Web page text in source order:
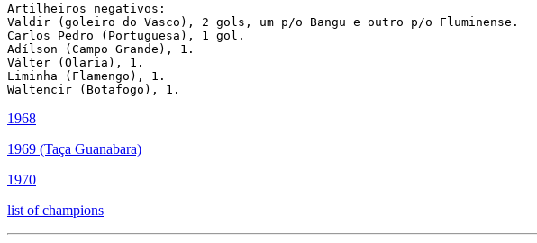
Artilheiros negativos:
Valdir (goleiro do Vasco), 2 gols, um p/o Bangu e outro p/o Fluminense.
Carlos Pedro (Portuguesa), 1 gol.
Adílson (Campo Grande), 1.
Válter (Olaria), 1.
Liminha (Flamengo), 1.
Waltencir (Botafogo), 1.
1968
1969 (Taça Guanabara)
1970
list of champions